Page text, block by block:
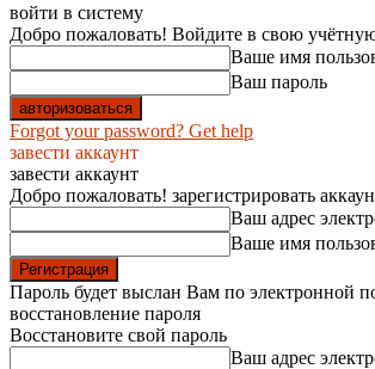
войти в систему
Добро пожаловать! Войдите в свою
Ваше имя
Ваш пароль
Forgot your password? Get help
завести аккаунт
завести аккаунт
Добро пожаловать! зарегистрировать
Ваш адрес
Ваше имя
Пароль будет выслан Вам по электронной
восстановление пароля
Восстановите свой пароль
Ваш адрес